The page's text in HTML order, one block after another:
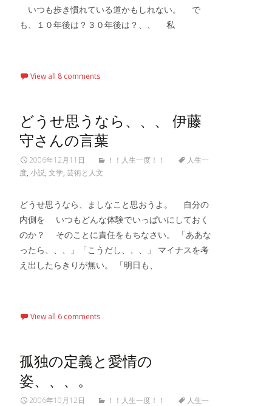
いつも歩き慣れている道かもしれない。 で
も、１０年後は？３０年後は？、、 私
View all 8 comments
どうせ思うなら、、、 伊藤
守さんの言葉
2006年12月11日 ！！人生一度！！
人生一
度, 小説, 文学, 芸術と人文
どうせ思うなら、ましなこと思おうよ。 自分の
内側を いつもどんな体験でいっぱいにしておく
のか？ そのことに責任をもちなさい。 「ああな
ったら、、、」「こうだし、、、」 マイナスを考
え出したらきりが無い。 「明日も、
View all 6 comments
孤独の定義と愛情の
姿、、、。
2006年10月12日 ！！人生一度！！
人生一